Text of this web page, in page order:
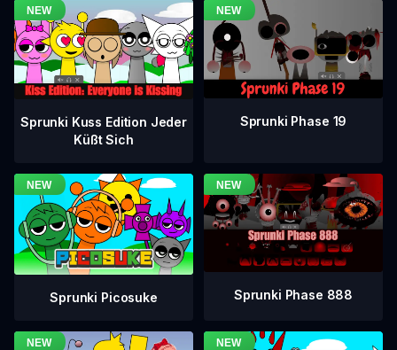
Sprunki Kuss Edition Jeder
Küßt Sich
Sprunki Phase 19
Sprunki Picosuke Sprunki Phase 888